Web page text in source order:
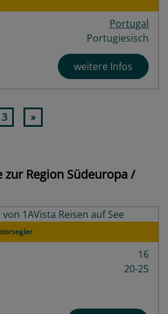
Portugal
Portugiesisch
weitere Infos
3 »
Region Südeuropa /
16
20-25